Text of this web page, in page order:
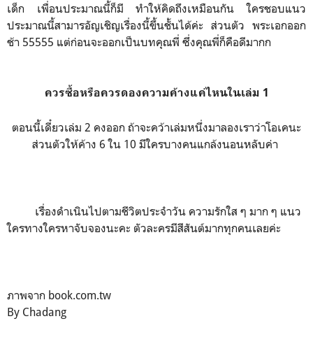
เด็ก เพื่อนประมาณนี้ก็มี ทำให้คิดถึงเหมือนกัน ใครชอบแนว
ประมาณนี้สามารอัญเชิญเรื่องนี้ขึ้นชั้นได้ค่ะ ส่วนตัว พระเอกออก
ช้า 55555 แต่ก่อนจะออกเป็นบทคุณพี่ ซึ่งคุณพี่ก็คือดีมากก
ควรซื้อหรือควรดองความค้างแค่ไหนในเล่ม 1
ตอนนี้เดี๋ยวเล่ม 2 คงออก ถ้าจะคว้าเล่มหนึ่งมาลองเราว่าโอเคนะ
ส่วนตัวให้ค้าง 6 ใน 10 มีใครบางคนแกล้งนอนหลับค่า
เรื่องดำเนินไปตามชีวิตประจำวัน ความรักใส ๆ มาก ๆ แนว
ใครทางใครหาจับจองนะคะ ตัวละครมีสีสันต์มากทุกคนเลยค่ะ
ภาพจาก book.com.tw
By Chadang